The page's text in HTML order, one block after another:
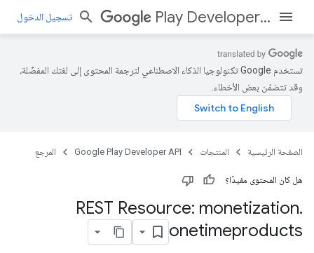
Play Developer API تسجيل الدخول
تستخدم Google تكنولوجيا الذكاء الاصطناعي لترجمة المحتوى إلى لغتك المفضّلة،
وقد تتضمّن بعض الأخطاء.
الصفحة الرئيسية المنتجات Google Play Developer API المرجع
هل كان المحتوى مفيدًا؟
REST Resource: monetization.
onetimeproducts